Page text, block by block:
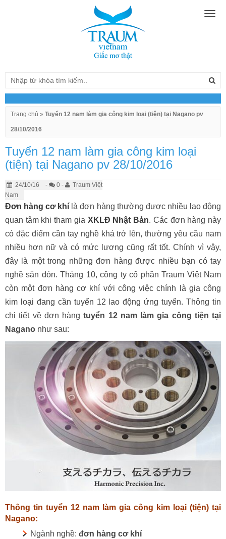
Trang chủ » Tuyển 12 nam làm gia công kim loại (tiện) tại Nagano pv
28/10/2016
Tuyển 12 nam làm gia công kim loại
(tiện) tại Nagano pv 28/10/2016
24/10/16 - 0 -
Traum Việt
Nam
Đơn hàng cơ khí là đơn hàng thường được nhiều lao động
quan tâm khi tham gia XKLĐ Nhật Bản. Các đơn hàng này
có đặc điểm cần tay nghề khá trở lên, thường yêu cầu nam
nhiều hơn nữ và có mức lương cũng rất tốt. Chính vì vậy,
đây là một trong những đơn hàng được nhiều bạn có tay
nghề săn đón. Tháng 10, công ty cổ phần Traum Việt Nam
còn một đơn hàng cơ khí với công việc chính là gia công
kim loại đang cần tuyển 12 lao động ứng tuyển. Thông tin
chi tiết về đơn hàngtuyển 12 nam làm gia công tiện tại
Nagano như sau:
Thông tin tuyển 12 nam làm gia công kim loại (tiện) tại
Nagano:
Ngành nghề: đơn hàng cơ khí